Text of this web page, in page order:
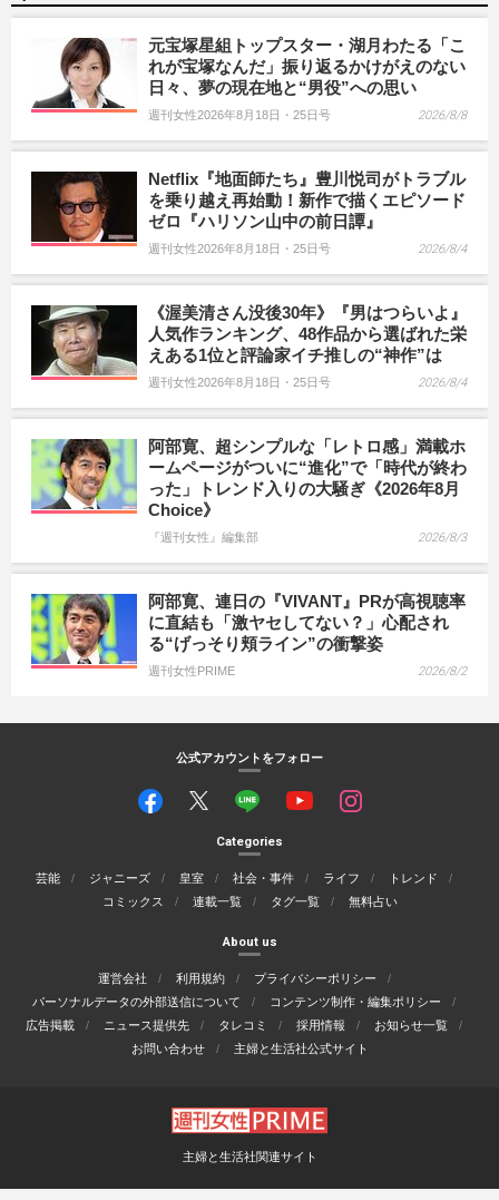
元宝塚星組トップスター・湖月わたる「こ
れが宝塚なんだ」振り返るかけがえのない
日々、夢の現在地と“男役”への思い
週刊女性2026年8月18日・25日号 2026/8/8
Netflix『地面師たち』豊川悦司がトラブル
を乗り越え再始動！新作で描くエピソード
ゼロ『ハリソン山中の前日譚』
週刊女性2026年8月18日・25日号 2026/8/4
《渥美清さん没後30年》『男はつらいよ』
人気作ランキング、48作品から選ばれた栄
えある1位と評論家イチ推しの“神作”は
週刊女性2026年8月18日・25日号 2026/8/4
阿部寛、超シンプルな「レトロ感」満載ホ
ームページがついに“進化”で「時代が終わ
った」トレンド入りの大騒ぎ《2026年8月
Choice》
『週刊女性』編集部 2026/8/3
阿部寛、連日の『VIVANT』PRが高視聴率
に直結も「激ヤセしてない？」心配され
る“げっそり頬ライン”の衝撃姿
週刊女性PRIME 2026/8/2
公式アカウントをフォロー
Categories
芸能 ジャニーズ 皇室 社会・事件 ライフ
トレンド
コミックス
連載一覧 タグ一覧 無料占い
About us
運営会社 利用規約
プライバシーポリシー
パーソナルデータの外部送信について
コンテンツ制作・編集ポリシー
広告掲載
ニュース提供先 タレコミ 採用情報
お知らせ一覧
お問い合わせ
主婦と生活社公式サイト
主婦と生活社関連サイト